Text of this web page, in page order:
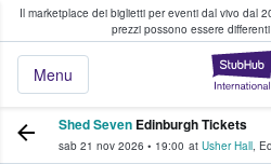
Il marketplace dei biglietti per eventi dal vivo dal
prezzi possono essere
Menu
fan comprano e
Shed Seven Edinburgh Tickets
sab 21 nov 2026 • 19:00 at Usher Hall,